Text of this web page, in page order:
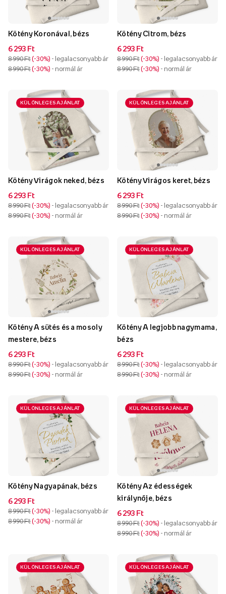
Kötény Koronával, bézs
6 293 Ft
8 990 Ft -30% - legalacsonyabb ár
8 990 Ft -30% - normál ár
Kötény Citrom, bézs
6 293 Ft
8 990 Ft -30% - legalacsonyabb ár
8 990 Ft -30% - normál ár
KÜLÖNLEGES AJÁNLAT
Kötény Virágok neked, bézs
6 293 Ft
8 990 Ft -30% - legalacsonyabb ár
8 990 Ft -30% - normál ár
KÜLÖNLEGES AJÁNLAT
Kötény Virágos keret, bézs
6 293 Ft
8 990 Ft -30% - legalacsonyabb ár
8 990 Ft -30% - normál ár
KÜLÖNLEGES AJÁNLAT
Kötény A sütés és a mosoly
mestere, bézs
6 293 Ft
8 990 Ft -30% - legalacsonyabb ár
8 990 Ft -30% - normál ár
KÜLÖNLEGES AJÁNLAT
Kötény A legjobb nagymama,
bézs
6 293 Ft
8 990 Ft -30% - legalacsonyabb ár
8 990 Ft -30% - normál ár
KÜLÖNLEGES AJÁNLAT
Kötény Nagyapának, bézs
6 293 Ft
8 990 Ft -30% - legalacsonyabb ár
8 990 Ft -30% - normál ár
KÜLÖNLEGES AJÁNLAT
Kötény Az édességek
királynője, bézs
6 293 Ft
8 990 Ft -30% - legalacsonyabb ár
8 990 Ft -30% - normál ár
KÜLÖNLEGES AJÁNLAT KÜLÖNLEGES AJÁNLAT